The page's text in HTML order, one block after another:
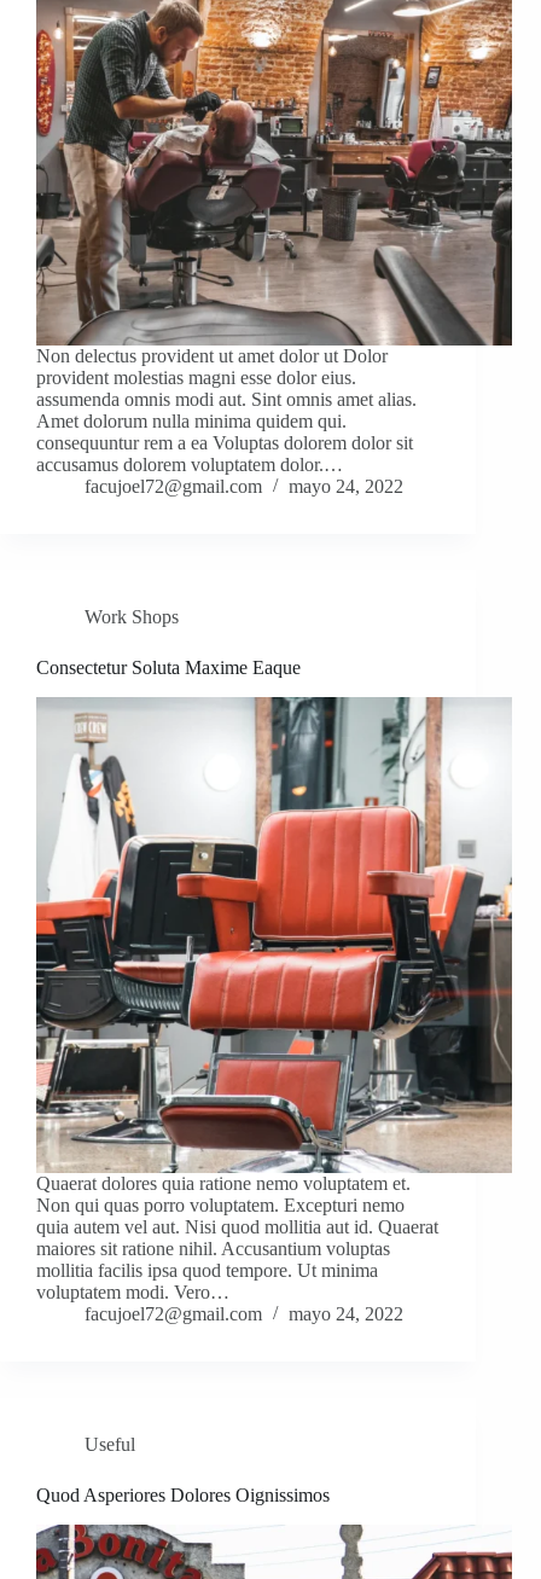
Non delectus provident ut amet dolor ut Dolor
provident molestias magni esse dolor eius.
assumenda omnis modi aut. Sint omnis amet alias.
Amet dolorum nulla minima quidem qui.
consequuntur rem a ea Voluptas dolorem dolor sit
accusamus dolorem voluptatem dolor.…
facujoel72@gmail.com
mayo 24, 2022
Work Shops
Consectetur Soluta Maxime Eaque
Quaerat dolores quia ratione nemo voluptatem et.
Non qui quas porro voluptatem. Excepturi nemo
quia autem vel aut. Nisi quod mollitia aut id. Quaerat
maiores sit ratione nihil. Accusantium voluptas
mollitia facilis ipsa quod tempore. Ut minima
voluptatem modi. Vero…
facujoel72@gmail.com
mayo 24, 2022
Useful
Quod Asperiores Dolores Oignissimos